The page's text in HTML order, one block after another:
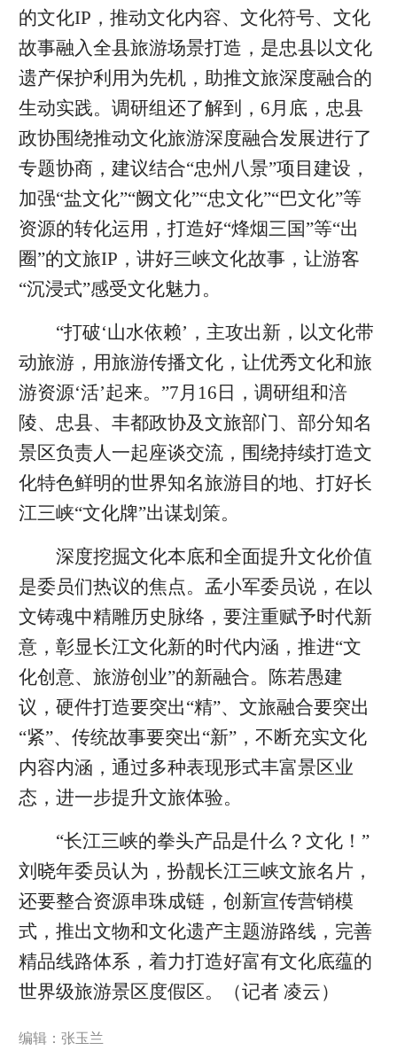
的文化IP，推动文化内容、文化符号、文化
故事融入全县旅游场景打造，是忠县以文化
遗产保护利用为先机，助推文旅深度融合的
生动实践。调研组还了解到，6月底，忠县
政协围绕推动文化旅游深度融合发展进行了
专题协商，建议结合“忠州八景”项目建设，
加强“盐文化”“阙文化”“忠文化”“巴文化”等
资源的转化运用，打造好“烽烟三国”等“出
圈”的文旅IP，讲好三峡文化故事，让游客
“沉浸式”感受文化魅力。
“打破‘山水依赖’，主攻出新，以文化带
动旅游，用旅游传播文化，让优秀文化和旅
游资源‘活’起来。”7月16日，调研组和涪
陵、忠县、丰都政协及文旅部门、部分知名
景区负责人一起座谈交流，围绕持续打造文
化特色鲜明的世界知名旅游目的地、打好长
江三峡“文化牌”出谋划策。
深度挖掘文化本底和全面提升文化价值
是委员们热议的焦点。孟小军委员说，在以
文铸魂中精雕历史脉络，要注重赋予时代新
意，彰显长江文化新的时代内涵，推进“文
化创意、旅游创业”的新融合。陈若愚建
议，硬件打造要突出“精”、文旅融合要突出
“紧”、传统故事要突出“新”，不断充实文化
内容内涵，通过多种表现形式丰富景区业
态，进一步提升文旅体验。
“长江三峡的拳头产品是什么？文化！”
刘晓年委员认为，扮靓长江三峡文旅名片，
还要整合资源串珠成链，创新宣传营销模
式，推出文物和文化遗产主题游路线，完善
精品线路体系，着力打造好富有文化底蕴的
世界级旅游景区度假区。（记者 凌云）
编辑：张玉兰